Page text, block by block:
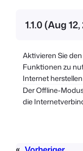
1.1.0 (Aug
Aktivieren Sie
Funktionen zu
Internet
Der Offline-
die